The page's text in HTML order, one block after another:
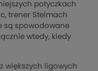
potyczkach
trener Stelmach
są spowodowane
wtedy, kiedy
większych ligowych